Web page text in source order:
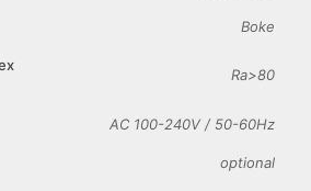
Boke
Ra>80
AC 100-240V / 50-60Hz
optional